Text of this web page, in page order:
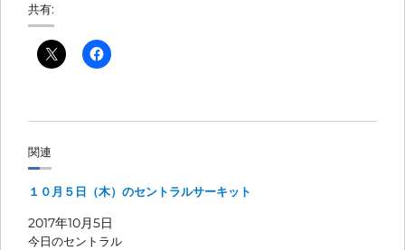
共有:
関連
１０月５日（木）のセントラルサーキット
2017年10月5日
今日のセントラル